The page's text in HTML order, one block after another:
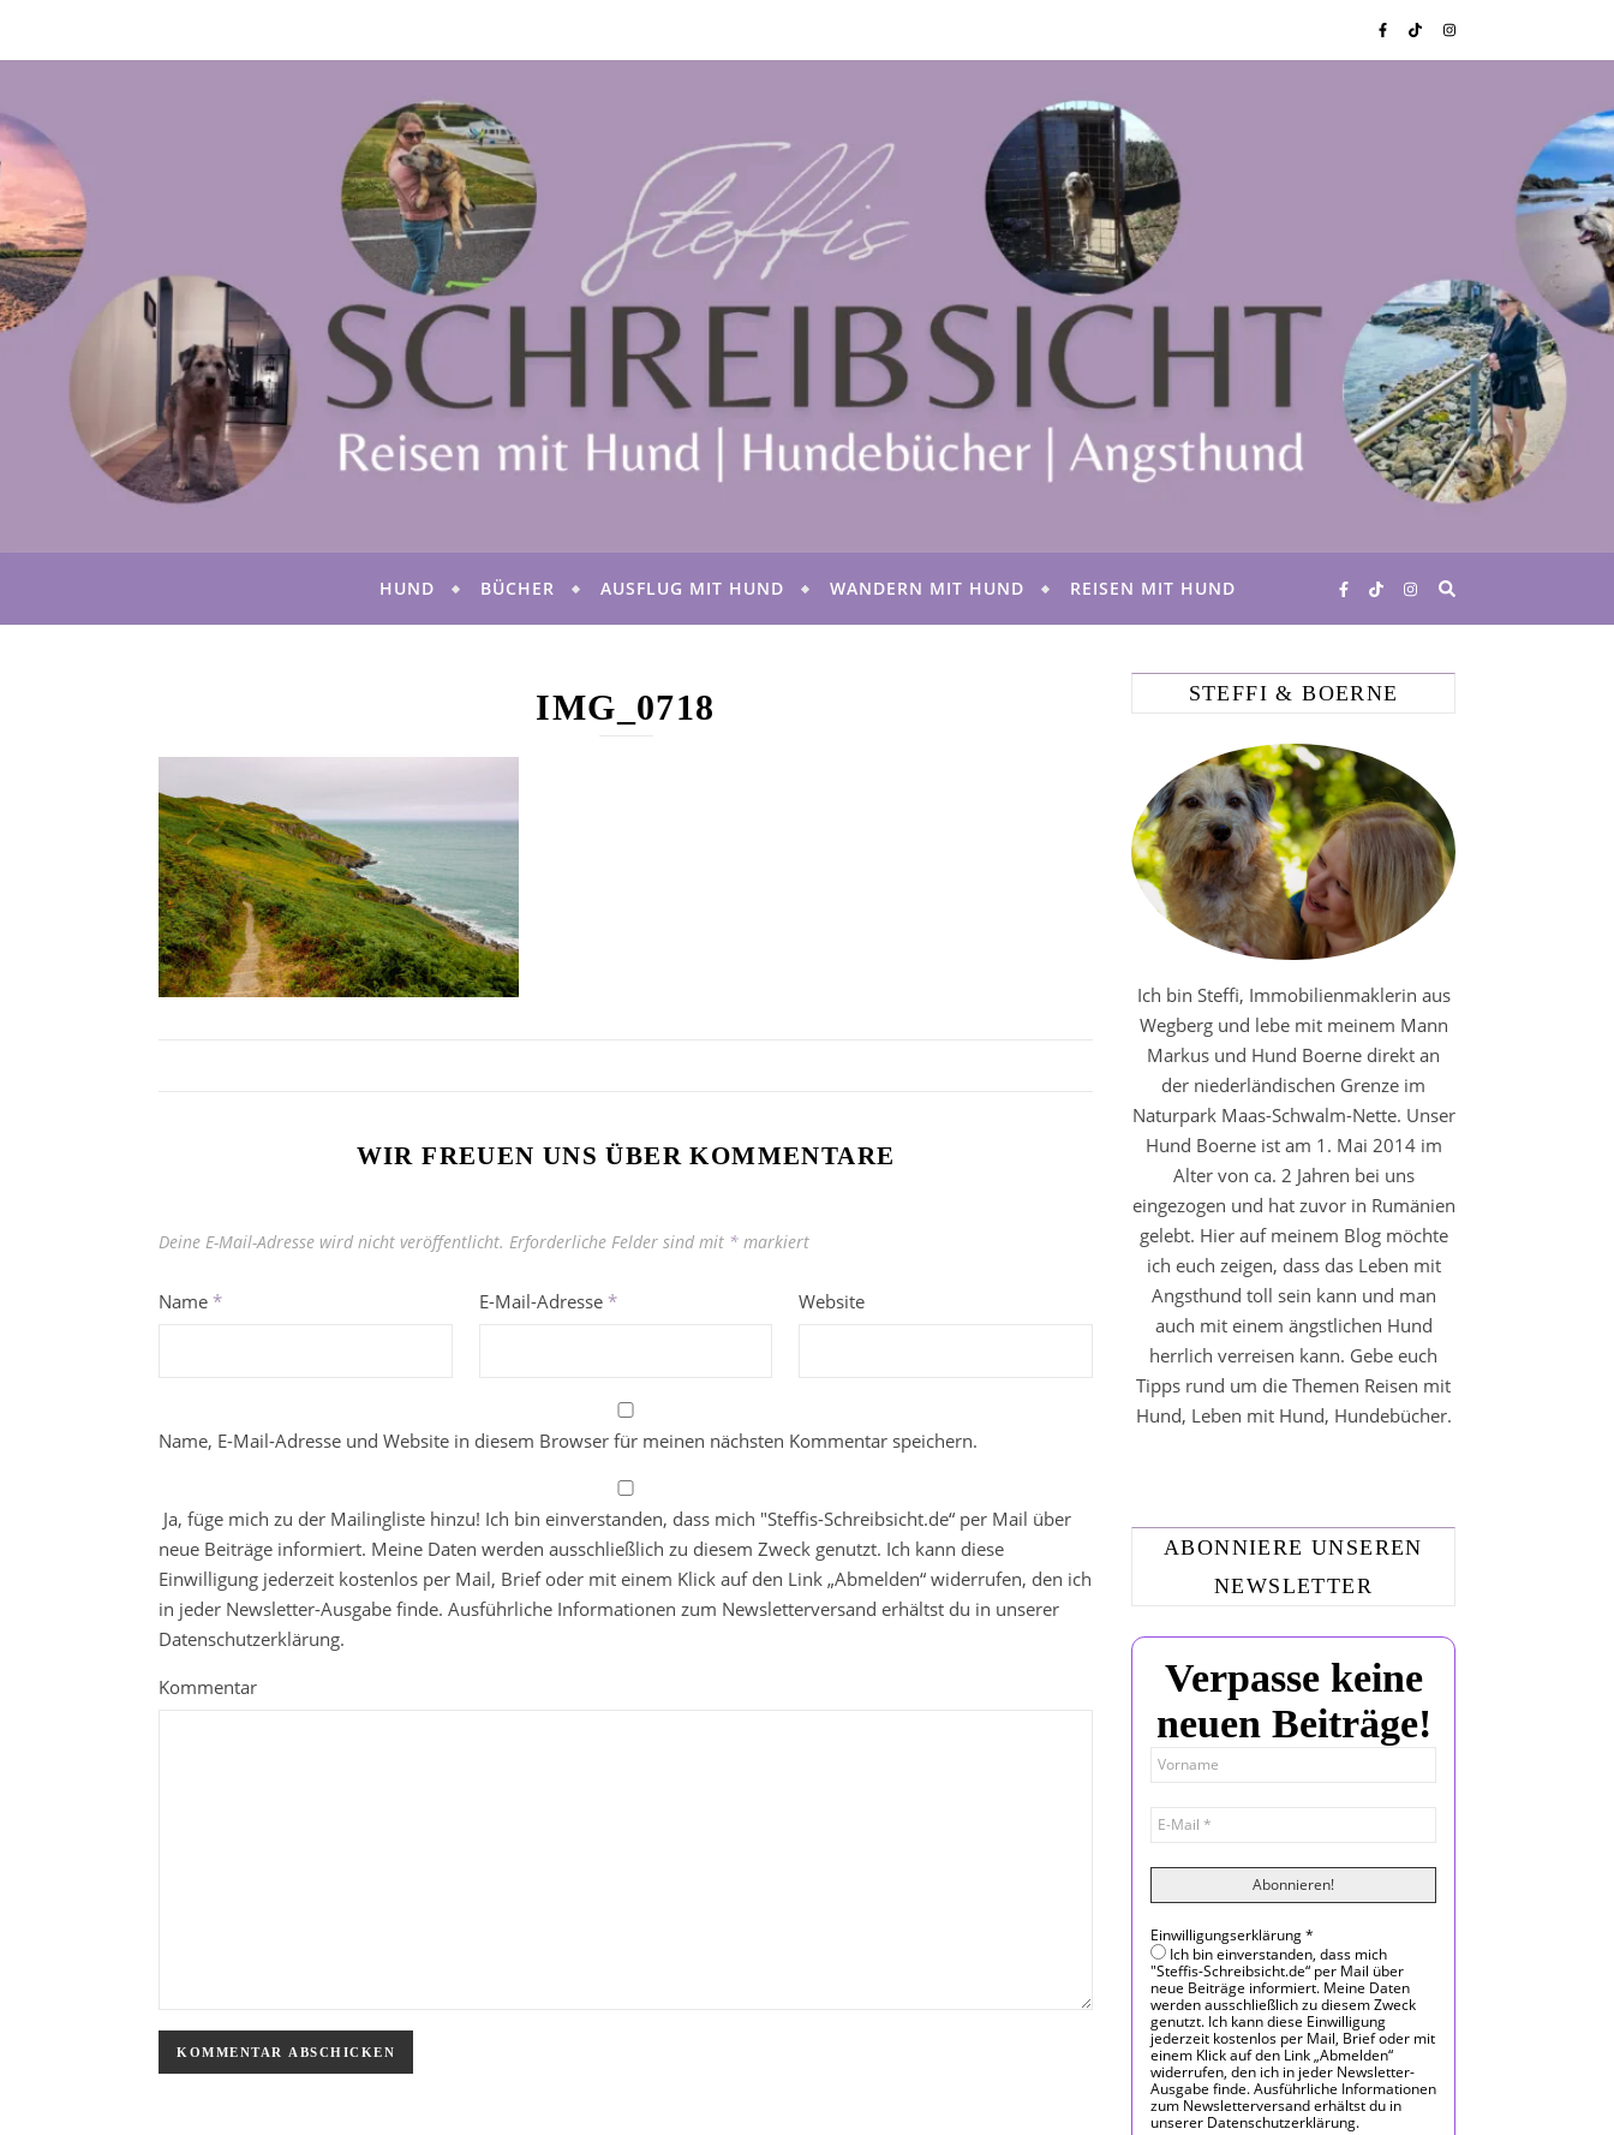
HUND BÜCHER AUSFLUG MIT HUND WANDERN MIT HUND REISEN MIT HUND
IMG_0718
WIR FREUEN UNS ÜBER KOMMENTARE
Deine E-Mail-Adresse wird nicht veröffentlicht. Erforderliche Felder sind mit * markiert
Name * E-Mail-Adresse * Website
Name, E-Mail-Adresse und Website in diesem Browser für meinen nächsten Kommentar speichern.
Ja, füge mich zu der Mailingliste hinzu! Ich bin einverstanden, dass mich "Steffis-Schreibsicht.de“ per Mail über
neue Beiträge informiert. Meine Daten werden ausschließlich zu diesem Zweck genutzt. Ich kann diese
Einwilligung jederzeit kostenlos per Mail, Brief oder mit einem Klick auf den Link „Abmelden“ widerrufen, den ich
in jeder Newsletter-Ausgabe finde. Ausführliche Informationen zum Newsletterversand erhältst du in unserer
Datenschutzerklärung.
Kommentar
STEFFI & BOERNE
Ich bin Steffi, Immobilienmaklerin aus
Wegberg und lebe mit meinem Mann
Markus und Hund Boerne direkt an
der niederländischen Grenze im
Naturpark Maas-Schwalm-Nette. Unser
Hund Boerne ist am 1. Mai 2014 im
Alter von ca. 2 Jahren bei uns
eingezogen und hat zuvor in Rumänien
gelebt. Hier auf meinem Blog möchte
ich euch zeigen, dass das Leben mit
Angsthund toll sein kann und man
auch mit einem ängstlichen Hund
herrlich verreisen kann. Gebe euch
Tipps rund um die Themen Reisen mit
Hund, Leben mit Hund, Hundebücher.
ABONNIERE UNSEREN
NEWSLETTER
Verpasse keine
neuen Beiträge!
Einwilligungserklärung*
Ich bin einverstanden, dass mich
"Steffis-Schreibsicht.de“ per Mail über
neue Beiträge informiert. Meine Daten
werden ausschließlich zu diesem Zweck
genutzt. Ich kann diese Einwilligung
jederzeit kostenlos per Mail, Brief oder mit
einem Klick auf den Link „Abmelden“
widerrufen, den ich in jeder Newsletter-
Ausgabe finde. Ausführliche Informationen
zum Newsletterversand erhältst du in
unserer Datenschutzerklärung.